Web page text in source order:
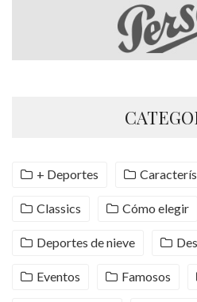
+ Deportes
Classics Cómo elegir
Deportes de nieve
Eventos Famosos